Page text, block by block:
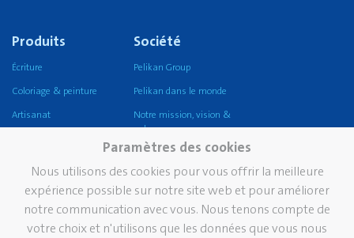
Produits
Écriture
Coloriage & peinture
Artisanat
Ecole
Bureau
Écriture professionnelle
Société
Pelikan Group
Pelikan dans le monde
Notre mission, vision &
valeurs
Durabilité
Pelikan TintenTurm
Paramètres des cookies
Nous utilisons des cookies pour vous offrir la meilleure
expérience possible sur notre site web et pour améliorer
notre communication avec vous. Nous tenons compte de
votre choix et n'utilisons que les données que vous nous